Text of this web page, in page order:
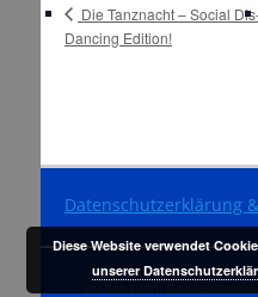
Die Tanznacht – Social
Dancing Edition!
Datenschutzerklärung
Copyright © 2026Club
Diese Website verwendet
unserer